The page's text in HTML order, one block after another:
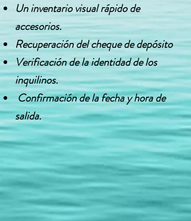
Un inventario visual rápido de
accesorios.
Recuperación del cheque de depósito
Verificación de la identidad de los
inquilinos.
​Confirmación de la fecha y hora de
salida.